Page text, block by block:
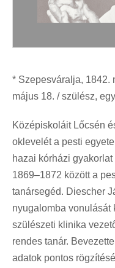
* Szepesváralja, 1842.
május 18. / szülész,
Középiskoláit Lőcsén
oklevelét a pesti
hazai kórházi
1869–1872 között a
tanársegéd. Diescher
nyugalomba vonulását
szülészeti klinika
rendes tanár.
adatok pontos